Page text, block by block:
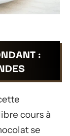
:
cours à
se